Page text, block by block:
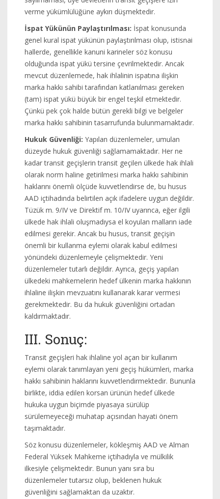
verme yükümlülüğüne aykırı düşmektedir.
İspat Yükünün Paylaştırılması: İspat konusunda
genel kural ispat yükünün paylaştırılması olup, istisnai
hallerde, genellikle kanuni karineler söz konusu
olduğunda ispat yükü tersine çevrilmektedir. Ancak
mevcut düzenlemede, hak ihlalinin ispatına ilişkin
marka hakkı sahibi tarafından katlanılması gereken
(tam) ispat yükü büyük bir engel teşkil etmektedir.
Çünkü pek çok halde bütün gerekli bilgi ve belgeler
marka hakkı sahibinin tasarrufunda bulunmamaktadır.
Hukuk Güvenliği: Yapılan düzenlemeler, umulan
düzeyde hukuk güvenliği sağlamamaktadır. Her ne
kadar transit geçişlerin transit geçilen ülkede hak ihlali
olarak norm haline getirilmesi marka hakkı sahibinin
haklarını önemli ölçüde kuvvetlendirse de, bu husus
AAD içtihadında belirtilen açık ifadelere uygun değildir.
Tüzük m. 9/IV ve Direktif m. 10/IV uyarınca, eğer ilgili
ülkede hak ihlali oluşmadıysa el koyulan malların iade
edilmesi gerekir. Ancak bu husus, transit geçişin
önemli bir kullanma eylemi olarak kabul edilmesi
yönündeki düzenlemeyle çelişmektedir. Yeni
düzenlemeler tutarlı değildir. Ayrıca, geçiş yapılan
ülkedeki mahkemelerin hedef ülkenin marka hakkının
ihlaline ilişkin mevzuatını kullanarak karar vermesi
gerekmektedir. Bu da hukuk güvenliğini ortadan
kaldırmaktadır.
III. Sonuç:
Transit geçişleri hak ihlaline yol açan bir kullanım
eylemi olarak tanımlayan yeni geçiş hükümleri, marka
hakkı sahibinin haklarını kuvvetlendirmektedir. Bununla
birlikte, iddia edilen korsan ürünün hedef ülkede
hukuka uygun biçimde piyasaya sürülüp
sürülemeyeceği muhatap açısından hayati önem
taşımaktadır.
Söz konusu düzenlemeler, kökleşmiş AAD ve Alman
Federal Yüksek Mahkeme içtihadıyla ve mülkilik
ilkesiyle çelişmektedir. Bunun yanı sıra bu
düzenlemeler tutarsız olup, beklenen hukuk
güvenliğini sağlamaktan da uzaktır.